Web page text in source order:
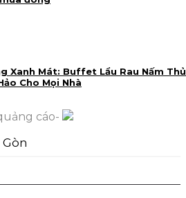
Xanh Mát: Buffet Lẩu Rau Nấm Thủ
Cho Mọi Nhà
cáo-